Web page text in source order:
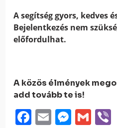
A segítség gyors, kedves
Bejelentkezés nem
előfordulhat.
A közös élmények
add tovább te is!
Facebook
Email